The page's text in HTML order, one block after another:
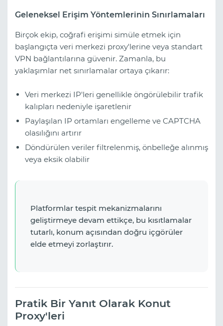
Geleneksel Erişim Yöntemlerinin Sınırlamaları
Birçok ekip, coğrafi erişimi simüle etmek için
başlangıçta veri merkezi proxy'lerine veya standart
VPN bağlantılarına güvenir. Zamanla, bu
yaklaşımlar net sınırlamalar ortaya çıkarır:
Veri merkezi IP'leri genellikle öngörülebilir trafik
kalıpları nedeniyle işaretlenir
Paylaşılan IP ortamları engelleme ve CAPTCHA
olasılığını artırır
Döndürülen veriler filtrelenmiş, önbelleğe alınmış
veya eksik olabilir
Platformlar tespit mekanizmalarını
geliştirmeye devam ettikçe, bu kısıtlamalar
tutarlı, konum açısından doğru içgörüler
elde etmeyi zorlaştırır.
Pratik Bir Yanıt Olarak Konut
Proxy'leri